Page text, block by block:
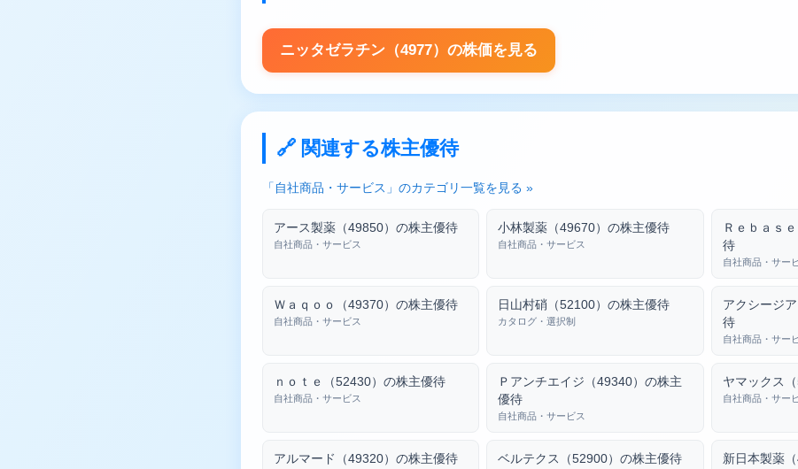
ニッタゼラチン（4977）の株価を見る
🔗 関連する株主優待
「自社商品・サービス」のカテゴリ一覧を見る »
アース製薬（49850）の株主優待
自社商品・サービス
小林製薬（49670）の株主優待
自社商品・サービス
Ｒｅｂａｓ
待
自社商品・サー
Ｗａｑｏｏ（49370）の株主優待
自社商品・サービス
日山村硝（52100）の株主優待
カタログ・選択制
アクシージ
待
自社商品・サー
ｎｏｔｅ（52430）の株主優待
自社商品・サービス
Ｐアンチエイジ（49340）の株主
優待
自社商品・サービス
ヤマックス
自社商品・サー
アルマード（49320）の株主優待 ベルテクス（52900）の株主優待 新日本製薬